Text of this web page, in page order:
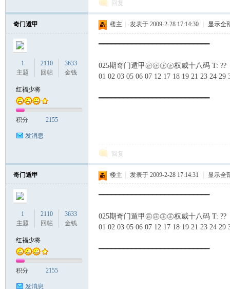
回复
奇门遁甲
1
主题
2110
回帖
3633
金钱
红福少将
积分 2155
发消息
楼主 发表于 2009-2-28 17:14:30 显示全
━━━━━━━━━━━━━━━━━━━━━━━━━━━
025期奇门遁甲㊣㊣㊣㊣权威十八码 T: ??
01 02 03 05 06 07 12 17 18 19 21 23 24 29
━━━━━━━━━━━━━━━━━━━━━━━━━━━
回复
奇门遁甲
1
主题
2110
回帖
3633
金钱
红福少将
积分 2155
发消息
楼主 发表于 2009-2-28 17:14:31 显示全
━━━━━━━━━━━━━━━━━━━━━━━━━━━
025期奇门遁甲㊣㊣㊣㊣权威十八码 T: ??
01 02 03 05 06 07 12 17 18 19 21 23 24 29
━━━━━━━━━━━━━━━━━━━━━━━━━━━